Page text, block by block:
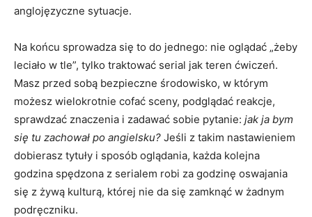
anglojęzyczne sytuacje.
Na końcu sprowadza się to do jednego: nie oglądać „żeby
leciało w tle”, tylko traktować serial jak teren ćwiczeń.
Masz przed sobą bezpieczne środowisko, w którym
możesz wielokrotnie cofać sceny, podglądać reakcje,
sprawdzać znaczenia i zadawać sobie pytanie: jak ja bym
się tu zachował po angielsku? Jeśli z takim nastawieniem
dobierasz tytuły i sposób oglądania, każda kolejna
godzina spędzona z serialem robi za godzinę oswajania
się z żywą kulturą, której nie da się zamknąć w żadnym
podręczniku.